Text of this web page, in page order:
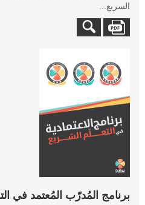
السريع...
برنامج المُدرّب المُعتمد في